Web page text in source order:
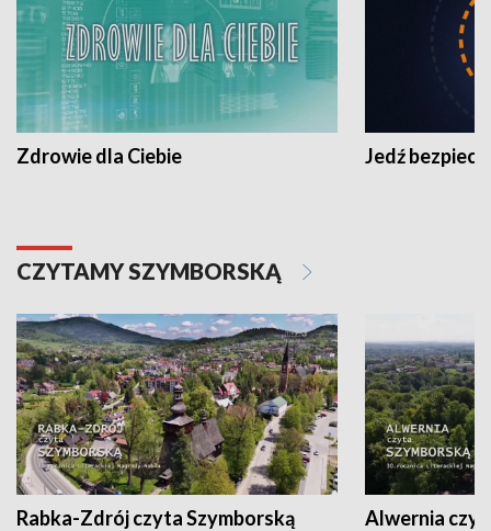
Zdrowie dla Ciebie Jedź
CZYTAMY SZYMBORSKĄ
Rabka-Zdrój czyta Szymborską Alwernia